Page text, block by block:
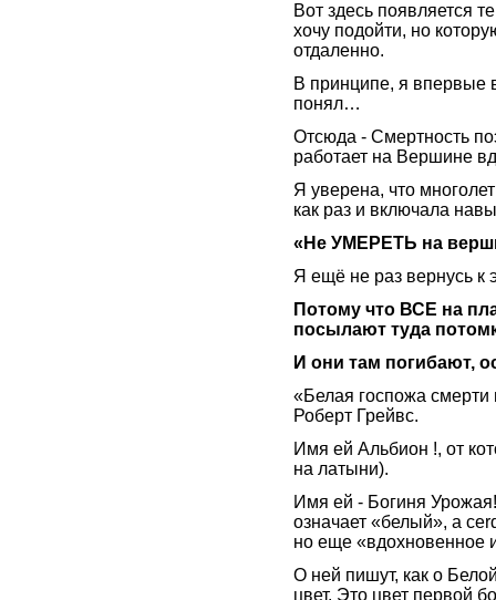
Вот здесь появляется
хочу подойти, но
отдаленно.
В принципе, я впервые
понял…
Отсюда - Смертность
работает на Вершине
Я уверена, что
как раз и включала
«Не УМЕРЕТЬ на
Я ещё не раз вернусь к
Потому что ВСЕ на
посылают туда
И они там погибают,
«Белая госпожа смерти
Роберт Грейвс.
Имя ей Альбион !, от
на латыни).
Имя ей - Богиня
означает «белый», a
но еще «вдохновенное
О ней пишут, как о
цвет. Это цвет первой